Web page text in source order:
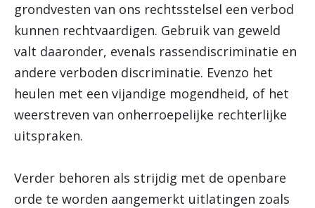
grondvesten van ons rechtsstelsel een verbod
kunnen rechtvaardigen. Gebruik van geweld
valt daaronder, evenals rassendiscriminatie en
andere verboden discriminatie. Evenzo het
heulen met een vijandige mogendheid, of het
weerstreven van onherroepelijke rechterlijke
uitspraken.
Verder behoren als strijdig met de openbare
orde te worden aangemerkt uitlatingen zoals